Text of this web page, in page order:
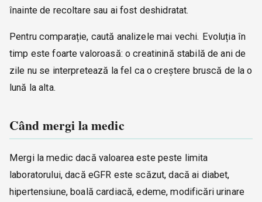
înainte de recoltare sau ai fost deshidratat.
Pentru comparație, caută analizele mai vechi. Evoluția în
timp este foarte valoroasă: o creatinină stabilă de ani de
zile nu se interpretează la fel ca o creștere bruscă de la o
lună la alta.
Când mergi la medic
Mergi la medic dacă valoarea este peste limita
laboratorului, dacă eGFR este scăzut, dacă ai diabet,
hipertensiune, boală cardiacă, edeme, modificări urinare